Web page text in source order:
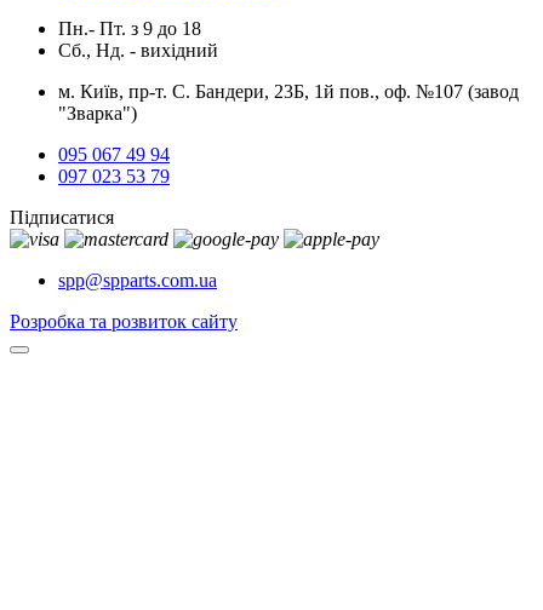
Пн.- Пт. з 9 до 18
Сб., Нд. - вихідний
м. Київ, пр-т. С. Бандери, 23Б, 1й пов., оф. №107 (завод
"Зварка")
095 067 49 94
097 023 53 79
Підписатися
spp@spparts.com.ua
Розробка та розвиток сайту